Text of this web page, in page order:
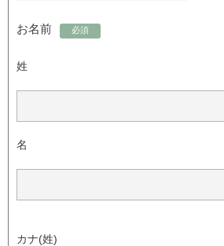
お名前 必須
姓
名
カナ(姓)